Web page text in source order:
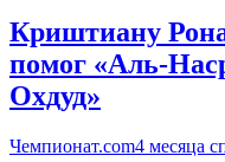
Криштиану
помог «Аль-
Охдуд»
Чемпионат.com4 месяца